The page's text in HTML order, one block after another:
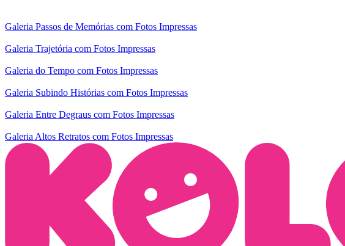
Galeria Passos de Memórias com Fotos Impressas
Galeria Trajetória com Fotos Impressas
Galeria do Tempo com Fotos Impressas
Galeria Subindo Histórias com Fotos Impressas
Galeria Entre Degraus com Fotos Impressas
Galeria Altos Retratos com Fotos Impressas